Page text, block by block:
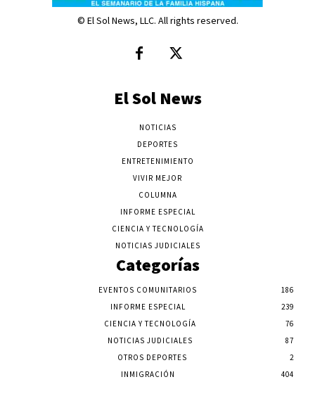
© El Sol News, LLC. All rights reserved.
El Sol News
NOTICIAS
DEPORTES
ENTRETENIMIENTO
VIVIR MEJOR
COLUMNA
INFORME ESPECIAL
CIENCIA Y TECNOLOGÍA
NOTICIAS JUDICIALES
Categorías
EVENTOS COMUNITARIOS
186
INFORME ESPECIAL
239
CIENCIA Y TECNOLOGÍA
76
NOTICIAS JUDICIALES
87
OTROS DEPORTES
2
INMIGRACIÓN
404